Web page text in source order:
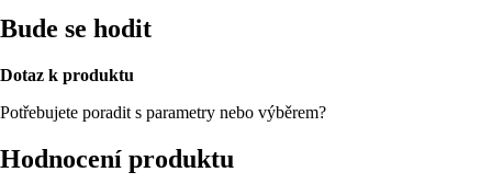
Bude se hodit
Dotaz k produktu
Potřebujete poradit s parametry nebo výběrem?
Hodnocení produktu